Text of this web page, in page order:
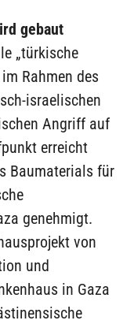
gebaut
„türkische
Rahmen des
israelischen
Angriff auf
erreicht
Baumaterials für
genehmigt.
von
und
in Gaza